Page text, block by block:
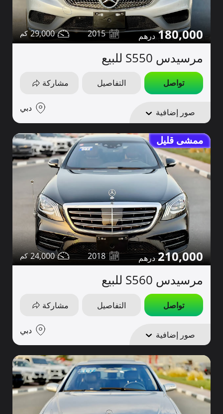
180,000
2015
29,000
مرسيدس S550 للبيع
تواصل التفاصيل مشاركة
صور إضافية دبي
ممشى قليل
210,000
2018
24,000
مرسيدس S560 للبيع
تواصل التفاصيل مشاركة
صور إضافية دبي